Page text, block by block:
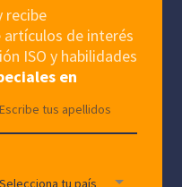
recibe
de interés
ISO y habilidades
en